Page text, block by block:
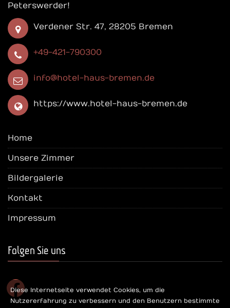
Peterswerder!
Verdener Str. 47, 28205 Bremen
+49-421-790300
info@hotel-haus-bremen.de
https://www.hotel-haus-bremen.de
Home
Unsere Zimmer
Bildergalerie
Kontakt
Impressum
Folgen Sie uns
facebook
Diese Internetseite verwendet Cookies, um die
Nutzererfahrung zu verbessern und den Benutzern bestimmte